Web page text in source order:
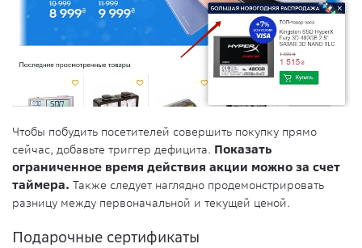
Чтобы побудить посетителей совершить покупку прямо
сейчас, добавьте триггер дефицита. Показать
ограниченное время действия акции можно за счет
таймера. Также следует наглядно продемонстрировать
разницу между первоначальной и текущей ценой.
Подарочные сертификаты